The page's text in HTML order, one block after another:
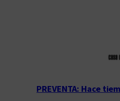
PREVENTA: Hace